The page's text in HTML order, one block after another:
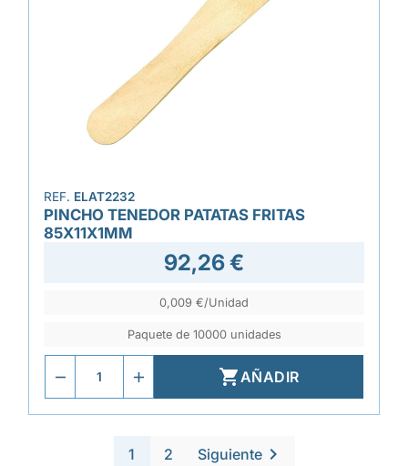
REF. ELAT2232
PINCHO TENEDOR PATATAS FRITAS
85X11X1MM
92,26 €
0,009 €/Unidad
Paquete de 10000 unidades
AÑADIR
1 2 Siguiente